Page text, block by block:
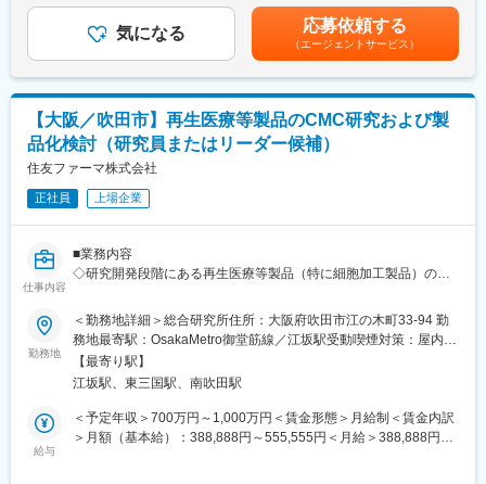
す。
変更の範囲：会社の定める業務
基本は平日日勤ですが、製造品目によっては稀にピンポイントで
二交代勤務が発生し、頻度としては、2～3か月に1回程度です。
製造計画は、定時に業務が終了するように立案しますが、製造品
目による操作の区切りなどから残業は発生し、平均すると月15時
間程です。万が一、休日出勤が発生した場合は代休を取得できる
体制を整えており、メリハリをつけて働ける環境です。
変更の範囲：会社の定める業務
ィレクション
・現場部門の要望ヒアリングと、ITベンダーへの要件伝達・折衝
（翻訳業務）
を牽引する人材へと成長していただくことを期待しています。
■組織体制
配属グループはＧ長1名 社員4名、パート2名
ています。
具体的にはお客様との製品・手紙の授受担当として1人、予算担当
現在進行中のSalesforce関連プロジェクトは6～7個あり、メンバ
ーは各部署に分散していますが、企画管理のITサポートメンバー
【当社について】
■働き方について
フレックス勤務、リモート勤務を活用されている方も多く、柔軟
男性や役員の方も積極的に活用されており、ワークライフバラン
ス大切に就業可能。
設定条件（モデルケース）下限：単身者／賃貸住宅居住上限：既
婚者世帯主(配偶者と配偶者以外2名扶養)／持ち家居住 賃金はあ
くまでも目安の金額であり、選考を通じて上下する可能性があり
ます。月給(月額)は固定手当を含めた表記です。
気になる 応募依頼する
（エージェントサービス）
【大阪／吹田市】再生医療等製品のCMC研究および製
品化検討（研究員またはリーダー候補）
住友ファーマ株式会社
正社員 上場企業
仕事内容
■業務内容
◇研究開発段階にある再生医療等製品（特に細胞加工製品）の
・製剤化検討（剤型設計、保存法の開発）
・投与デバイス開発
・製法検討（主に下流工程）
・その他周辺技術（製造機器、容器施栓系、輸送法等）の開発
・治験施設への調製手技移転
・日米における治験届・承認申請／IND・BLA業務
上記に限らず、細胞加工製品の開発において初期から後期まで幅
広い分野で活躍いただきます。
勤務地
＜勤務地詳細＞総合研究所住所：大阪府吹田市江の木町33-94 勤
務地最寄駅：OsakaMetro御堂筋線／江坂駅受動喫煙対策：屋内全
面禁煙変更の範囲：会社の定める事業所（リモートワーク含む）
【最寄り駅】
江坂駅、東三国駅、南吹田駅
給与
＜予定年収＞700万円～1,000万円＜賃金形態＞月給制＜賃金内訳
＞月額（基本給）：388,888円～555,555円＜月給＞388,888円～